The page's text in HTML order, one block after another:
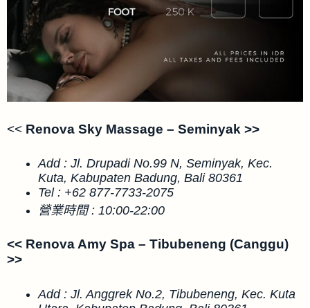
<< Renova Sky Massage – Seminyak >>
Add : Jl. Drupadi No.99 N, Seminyak, Kec.
Kuta, Kabupaten Badung, Bali 80361
Tel : +62 877-7733-2075
營業時間 : 10:00-22:00
<< Renova Amy Spa – Tibubeneng (Canggu)
>>
Add : Jl. Anggrek No.2, Tibubeneng, Kec. Kuta